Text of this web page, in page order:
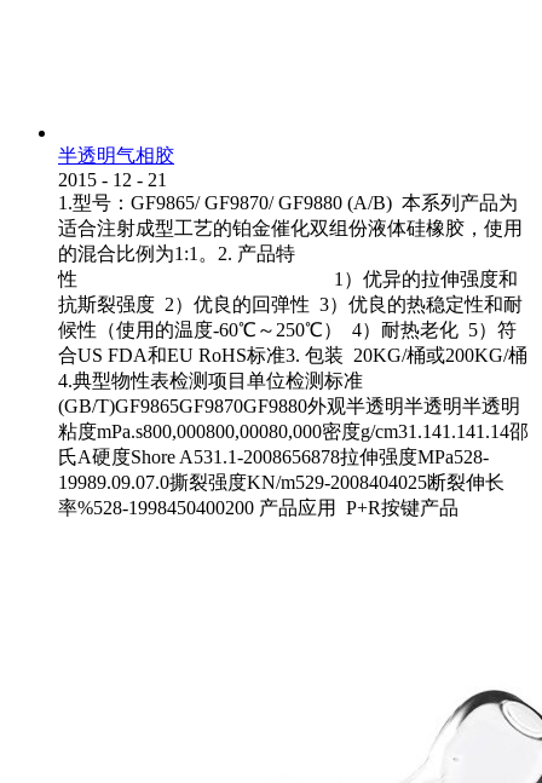
半透明气相胶
2015 - 12 - 21
1.型号：GF9865/ GF9870/ GF9880 (A/B) 本系列产品为
适合注射成型工艺的铂金催化双组份液体硅橡胶，使用
的混合比例为1:1。2. 产品特
性 1）优异的拉伸强度和
抗斯裂强度 2）优良的回弹性 3）优良的热稳定性和耐
候性（使用的温度-60℃～250℃） 4）耐热老化 5）符
合US FDA和EU RoHS标准3. 包装 20KG/桶或200KG/桶
4.典型物性表检测项目单位检测标准
(GB/T)GF9865GF9870GF9880外观半透明半透明半透明
粘度mPa.s800,000800,00080,000密度g/cm31.141.141.14邵
氏A硬度Shore A531.1-2008656878拉伸强度MPa528-
19989.09.07.0撕裂强度KN/m529-2008404025断裂伸长
率%528-1998450400200 产品应用 P+R按键产品